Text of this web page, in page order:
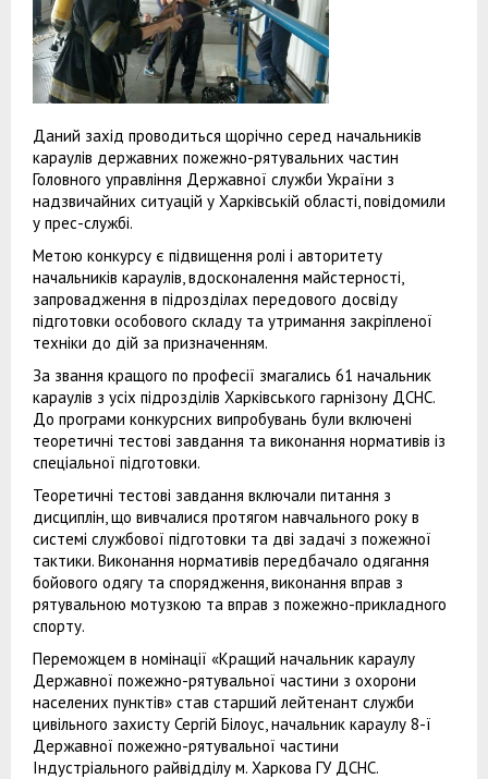
Даний захід проводиться щорічно серед начальників
караулів державних пожежно-рятувальних частин
Головного управління Державної служби України з
надзвичайних ситуацій у Харківській області, повідомили
у прес-службі.
Метою конкурсу є підвищення ролі і авторитету
начальників караулів, вдосконалення майстерності,
запровадження в підрозділах передового досвіду
підготовки особового складу та утримання закріпленої
техніки до дій за призначенням.
За звання кращого по професії змагались 61 начальник
караулів з усіх підрозділів Харківського гарнізону ДСНС.
До програми конкурсних випробувань були включені
теоретичні тестові завдання та виконання нормативів із
спеціальної підготовки.
Теоретичні тестові завдання включали питання з
дисциплін, що вивчалися протягом навчального року в
системі службової підготовки та дві задачі з пожежної
тактики. Виконання нормативів передбачало одягання
бойового одягу та спорядження, виконання вправ з
рятувальною мотузкою та вправ з пожежно-прикладного
спорту.
Переможцем в номінації «Кращий начальник караулу
Державної пожежно-рятувальної частини з охорони
населених пунктів» став старший лейтенант служби
цивільного захисту Сергій Білоус, начальник караулу 8-ї
Державної пожежно-рятувальної частини
Індустріального райвідділу м. Харкова ГУ ДСНС.